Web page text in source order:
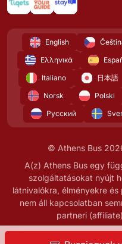
English
Ελληνικά
Italiano
日本語
Norsk
Polski
Русский
© Athens Bus
A(z) Athens Bus egy
szolgáltatásokat nyújt
látnivalókra, élményekre
nem áll kapcsolatban
partneri